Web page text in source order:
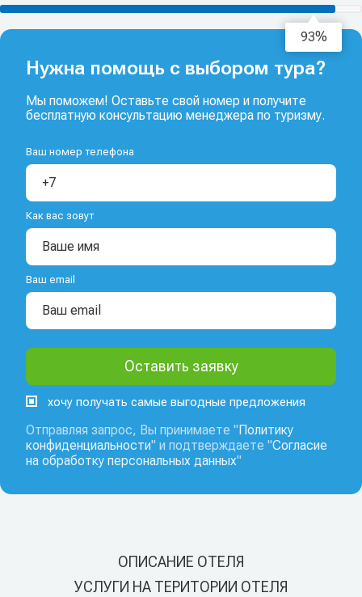
94%
Нужна помощь с выбором тура?
Мы поможем! Оставьте свой номер и получите
бесплатную консультацию менеджера по туризму.
Ваш номер телефона
Как вас зовут
Ваш email
хочу получать самые выгодные предложения
Отправляя запрос, Вы принимаете " Политику
конфиденциальности" и подтверждаете "Согласие
на обработку персональных данных"
ОПИСАНИЕ ОТЕЛЯ
УСЛУГИ НА ТЕРИТОРИИ ОТЕЛЯ